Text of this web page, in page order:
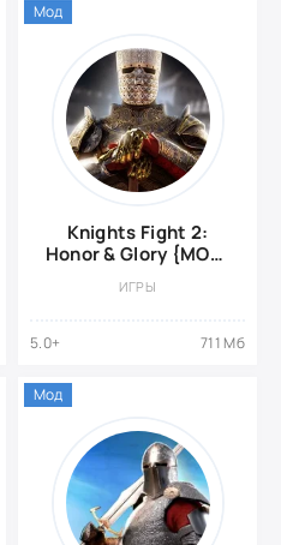
Knights Fight 2:
Honor & Glory {МОД,
ИГРЫ
5.0+ 711 Мб
Мод
Мод